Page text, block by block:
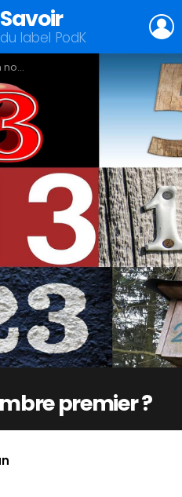
label PodK
?
premier ?